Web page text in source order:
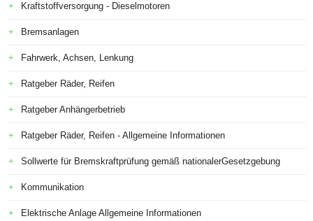
Kraftstoffversorgung - Dieselmotoren
Bremsanlagen
Fahrwerk, Achsen, Lenkung
Ratgeber Räder, Reifen
Ratgeber Anhängerbetrieb
Ratgeber Räder, Reifen - Allgemeine Informationen
Sollwerte für Bremskraftprüfung gemäß nationalerGesetzgebung
Kommunikation
Elektrische Anlage Allgemeine Informationen